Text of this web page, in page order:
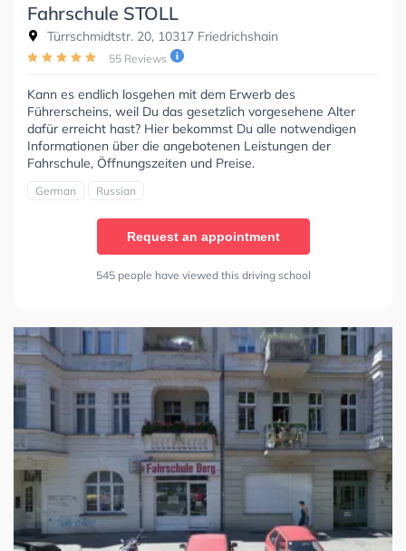
Fahrschule STOLL
Türrschmidtstr. 20, 10317 Friedrichshain
55 Reviews
Kann es endlich losgehen mit dem Erwerb des
Führerscheins, weil Du das gesetzlich vorgesehene Alter
dafür erreicht hast? Hier bekommst Du alle notwendigen
Informationen über die angebotenen Leistungen der
Fahrschule, Öffnungszeiten und Preise.
German Russian
Request an appointment
545 people have viewed this driving school